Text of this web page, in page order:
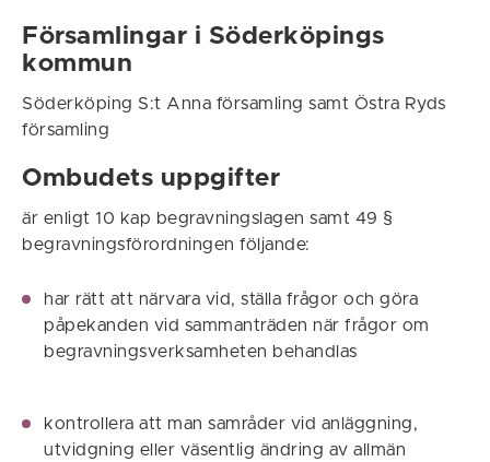
Församlingar i Söderköpings
kommun
Söderköping S:t Anna församling samt Östra Ryds
församling
Ombudets uppgifter
är enligt 10 kap begravningslagen samt 49 §
begravningsförordningen följande:
har rätt att närvara vid, ställa frågor och göra
påpekanden vid sammanträden när frågor om
begravningsverksamheten behandlas
kontrollera att man samråder vid anläggning,
utvidgning eller väsentlig ändring av allmän